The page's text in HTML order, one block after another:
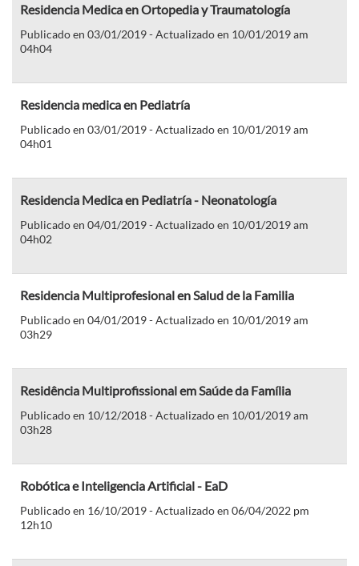
Residencia Medica en Ortopedia y Traumatología
Publicado en 03/01/2019 - Actualizado en 10/01/2019 am
04h04
Residencia medica en Pediatría
Publicado en 03/01/2019 - Actualizado en 10/01/2019 am
04h01
Residencia Medica en Pediatría - Neonatología
Publicado en 04/01/2019 - Actualizado en 10/01/2019 am
04h02
Residencia Multiprofesional en Salud de la Familia
Publicado en 04/01/2019 - Actualizado en 10/01/2019 am
03h29
Residência Multiprofissional em Saúde da Família
Publicado en 10/12/2018 - Actualizado en 10/01/2019 am
03h28
Robótica e Inteligencia Artificial - EaD
Publicado en 16/10/2019 - Actualizado en 06/04/2022 pm
12h10